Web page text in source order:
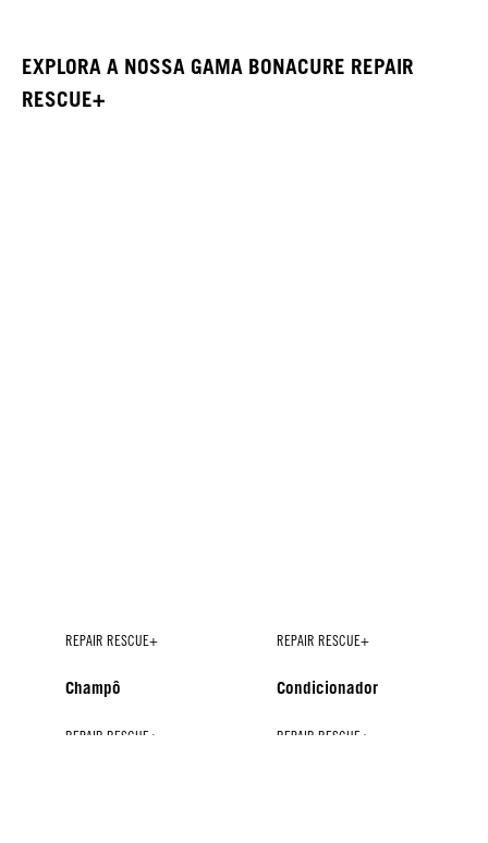
EXPLORA A NOSSA GAMA BONACURE REPAIR
RESCUE+
REPAIR RESCUE+
Champô
REPAIR RESCUE+
Condicionador
REPAIR RESCUE+ REPAIR RESCUE+